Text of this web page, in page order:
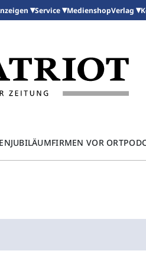
Service MedienshopVerlag
JUBILÄUMFIRMEN VOR ORT